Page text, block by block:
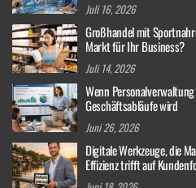
Juli 16, 2026
Großhandel mit
Markt für Ihr Business?
Juli 14, 2026
Wenn
Geschäftsabläufe wird
Juni 26, 2026
Digitale Werkzeuge, die
Effizienz trifft auf